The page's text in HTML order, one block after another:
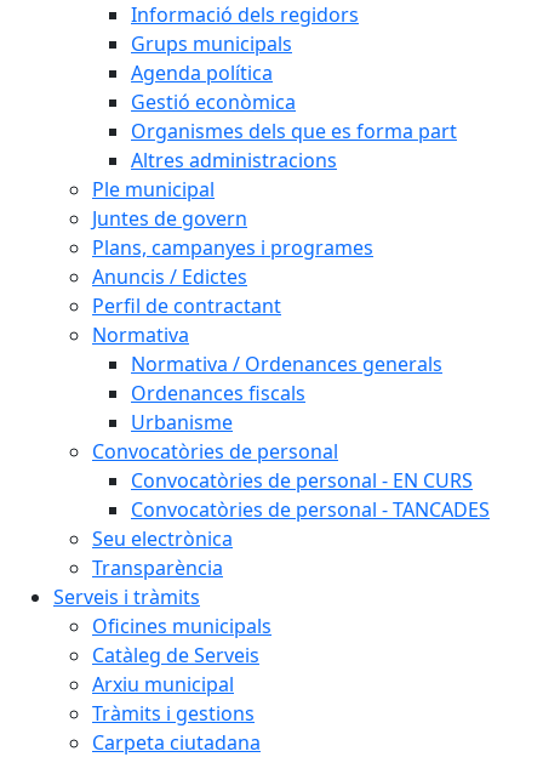
Informació dels regidors
Grups municipals
Agenda política
Gestió econòmica
Organismes dels que es forma part
Altres administracions
Ple municipal
Juntes de govern
Plans, campanyes i programes
Anuncis / Edictes
Perfil de contractant
Normativa
Normativa / Ordenances generals
Ordenances fiscals
Urbanisme
Convocatòries de personal
Convocatòries de personal - EN CURS
Convocatòries de personal - TANCADES
Seu electrònica
Transparència
Serveis i tràmits
Oficines municipals
Catàleg de Serveis
Arxiu municipal
Tràmits i gestions
Carpeta ciutadana